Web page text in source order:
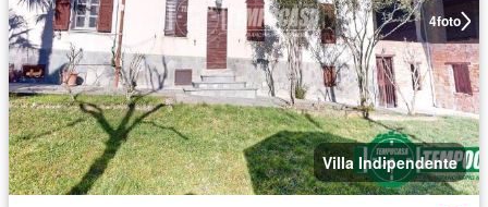
4foto
Villa Indipendente